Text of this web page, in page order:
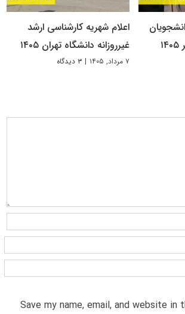
اعلام شهریه کارشناسی ارشد
غیرروزانه دانشگاه تهران ۱۴۰۵
۷ مرداد, ۱۴۰۵ | ۳ دیدگاه
Save my name, email, and website in